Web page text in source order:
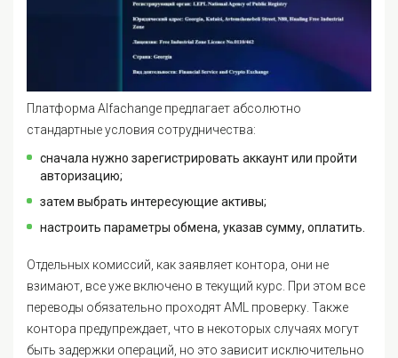
Платформа Alfachange предлагает абсолютно
стандартные условия сотрудничества:
сначала нужно зарегистрировать аккаунт или пройти
авторизацию;
затем выбрать интересующие активы;
настроить параметры обмена, указав сумму, оплатить.
Отдельных комиссий, как заявляет контора, они не
взимают, все уже включено в текущий курс. При этом все
переводы обязательно проходят AML проверку. Также
контора предупреждает, что в некоторых случаях могут
быть задержки операций, но это зависит исключительно